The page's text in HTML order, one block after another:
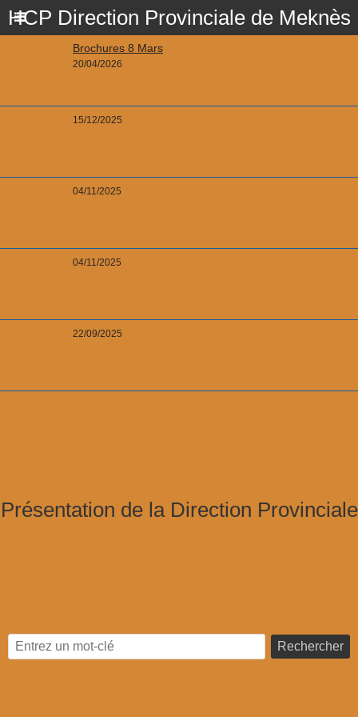
HCP Direction Provinciale de Meknès
Brochures 8 Mars
20/04/2026
15/12/2025
04/11/2025
04/11/2025
22/09/2025
Présentation de la Direction Provinciale
Rechercher